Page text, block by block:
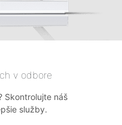
v odbore
Skontrolujte náš
služby.